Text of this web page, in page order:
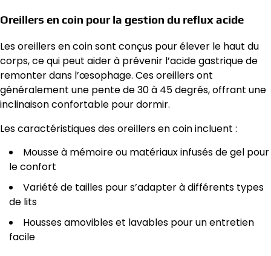
Oreillers en coin pour la gestion du reflux acide
Les oreillers en coin sont conçus pour élever le haut du
corps, ce qui peut aider à prévenir l’acide gastrique de
remonter dans l’œsophage. Ces oreillers ont
généralement une pente de 30 à 45 degrés, offrant une
inclinaison confortable pour dormir.
Les caractéristiques des oreillers en coin incluent :
Mousse à mémoire ou matériaux infusés de gel pour
le confort
Variété de tailles pour s’adapter à différents types
de lits
Housses amovibles et lavables pour un entretien
facile